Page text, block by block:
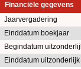
Financiële gegevens
Jaarvergadering
Einddatum boekjaar
Begindatum
Einddatum